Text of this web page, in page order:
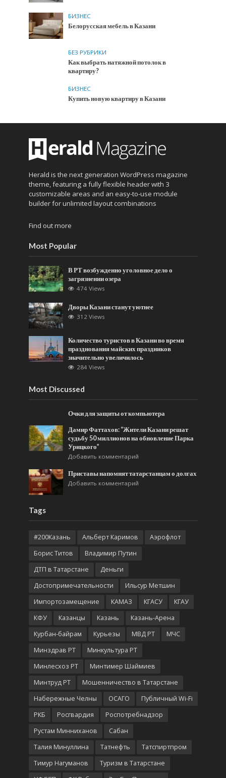
БИЗНЕС
Белорусская мебель в Казани
БЕЗ РУБРИКИ
Как выбрать натяжной потолок в
квартиру?
БИЗНЕС
Купить новую квартиру в Казани
Herald is the next generation WordPress magazine
theme, featuring a fully flexible header with 3
customizable areas and an easy-to-use module
builder for unlimited layout combinations
Find out more
Most Popular
В РТ возбужденно уголовное дело о
загрязнении озера
474 Views
Дворы Казани станут уютнее
312 Views
Количество туристов в Казани во время
празднования майских праздников
значительно увеличилось
284 Views
Most Discussed
Очки для защиты от компьютера
Дамир Фаттахов: “Жители Казани решат
судьбу 50 миллионов на обновление Парка
Урицкого”
Добавить комментарий
Приставы напомнят татарстанцам о долгах
Добавить комментарий
Tags
#200Казань Альберт Каримов
Аэрофлот
Борис Титов
Владимир Путин
ДТП в Татарстане
Деньги
Достопримечательности
Ильсур Метшин
Импортозамещение
КАМАЗ КГАСУ
КГАУ
КФУ
Казанцы Казань
Казань-Арена
Курбан-байрам
Курьезы МВД РТ
МЧС
Минздрав РТ
Минкультура РТ
Минлесхоз РТ
Минтимер Шаймиев
Минтруд РТ
Мошенничество в Татарстане
Набережные Челны
ОСАГО
Публичный Wi-Fi
РКБ
Росгвардия
Роспотребнадзор
Рустам Минниханов
Сабан
Талия Минуллина
Татнефть
Татспиртпром
Тимур Нагуманов
Туризм в Татарстане